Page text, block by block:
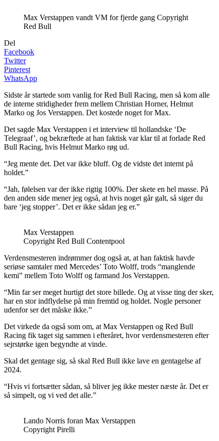
Max Verstappen vandt VM for fjerde gang Copyright
Red Bull
Del
Facebook
Twitter
Pinterest
WhatsApp
Sidste år startede som vanlig for Red Bull Racing, men så kom alle
de interne stridigheder frem mellem Christian Horner, Helmut
Marko og Jos Verstappen. Det kostede noget for Max.
Det sagde Max Verstappen i et interview til hollandske ‘De
Telegraaf’, og bekræftede at han faktisk var klar til at forlade Red
Bull Racing, hvis Helmut Marko røg ud.
“Jeg mente det. Det var ikke bluff. Og de vidste det internt på
holdet.”
“Jah, følelsen var der ikke rigtig 100%. Der skete en hel masse. På
den anden side mener jeg også, at hvis noget går galt, så siger du
bare ‘jeg stopper’. Det er ikke sådan jeg er.”
Max Verstappen
Copyright Red Bull Contentpool
Verdensmesteren indrømmer dog også at, at han faktisk havde
seriøse samtaler med Mercedes’ Toto Wolff, trods “manglende
kemi” mellem Toto Wolff og farmand Jos Verstappen.
“Min far ser meget hurtigt det store billede. Og at visse ting der sker,
har en stor indflydelse på min fremtid og holdet. Nogle personer
udenfor ser det måske ikke.”
Det virkede da også som om, at Max Verstappen og Red Bull
Racing fik taget sig sammen i efteråret, hvor verdensmesteren efter
sejrstørke igen begyndte at vinde.
Skal det gentage sig, så skal Red Bull ikke lave en gentagelse af
2024.
“Hvis vi fortsætter sådan, så bliver jeg ikke mester næste år. Det er
så simpelt, og vi ved det alle.”
Lando Norris foran Max Verstappen
Copyright Pirelli